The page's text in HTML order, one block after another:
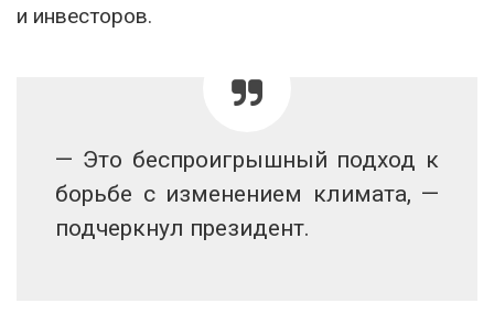
и инвесторов.
— Это беспроигрышный подход к
борьбе с изменением климата, —
подчеркнул президент.